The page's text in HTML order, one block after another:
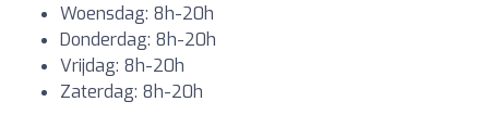
Woensdag: 8h-20h
Donderdag: 8h-20h
Vrijdag: 8h-20h
Zaterdag: 8h-20h